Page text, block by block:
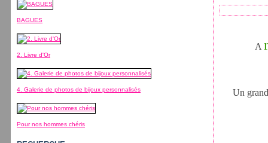
BAGUES
2. Livre d'Or
4. Galerie de photos de bijoux personnalisés
Pour nos hommes chéris
A
Un